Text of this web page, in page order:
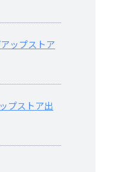
ップストア
プストア出